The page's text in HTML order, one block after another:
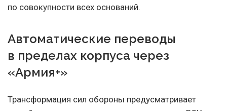
по совокупности всех оснований.
Автоматические переводы
в пределах корпуса через
«Армия+»
Трансформация сил обороны предусматривает